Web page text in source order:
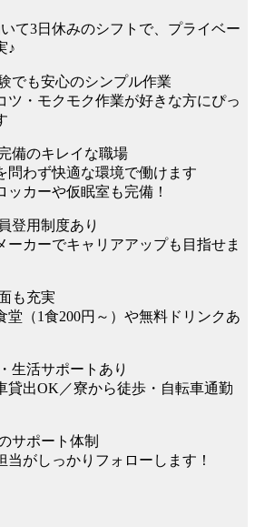
て3日休みのシフトで、プライベー
♪
でも安心のシンプル作業
・モクモク作業が好きな方にぴっ
備のキレイな職場
わず快適な環境で働けます
カーや仮眠室も完備！
登用制度あり
カーでキャリアアップも目指せま
も充実
（1食200円～）や無料ドリンクあ
生活サポートあり
出OK／寮から徒歩・自転車通勤
サポート体制
がしっかりフォローします！